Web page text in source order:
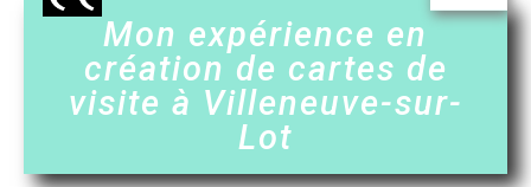
Mon expérience en
création de cartes de
visite à Villeneuve-sur-
Lot